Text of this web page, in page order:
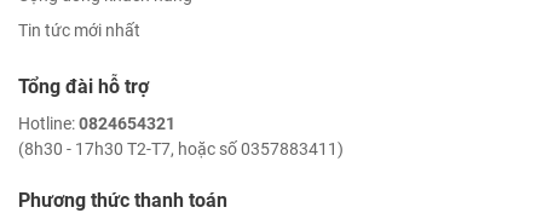
Tin tức mới nhất
Tổng đài hỗ trợ
Hotline:0824654321
(8h30 - 17h30 T2-T7, hoặc số 0357883411)
Phương thức thanh toán